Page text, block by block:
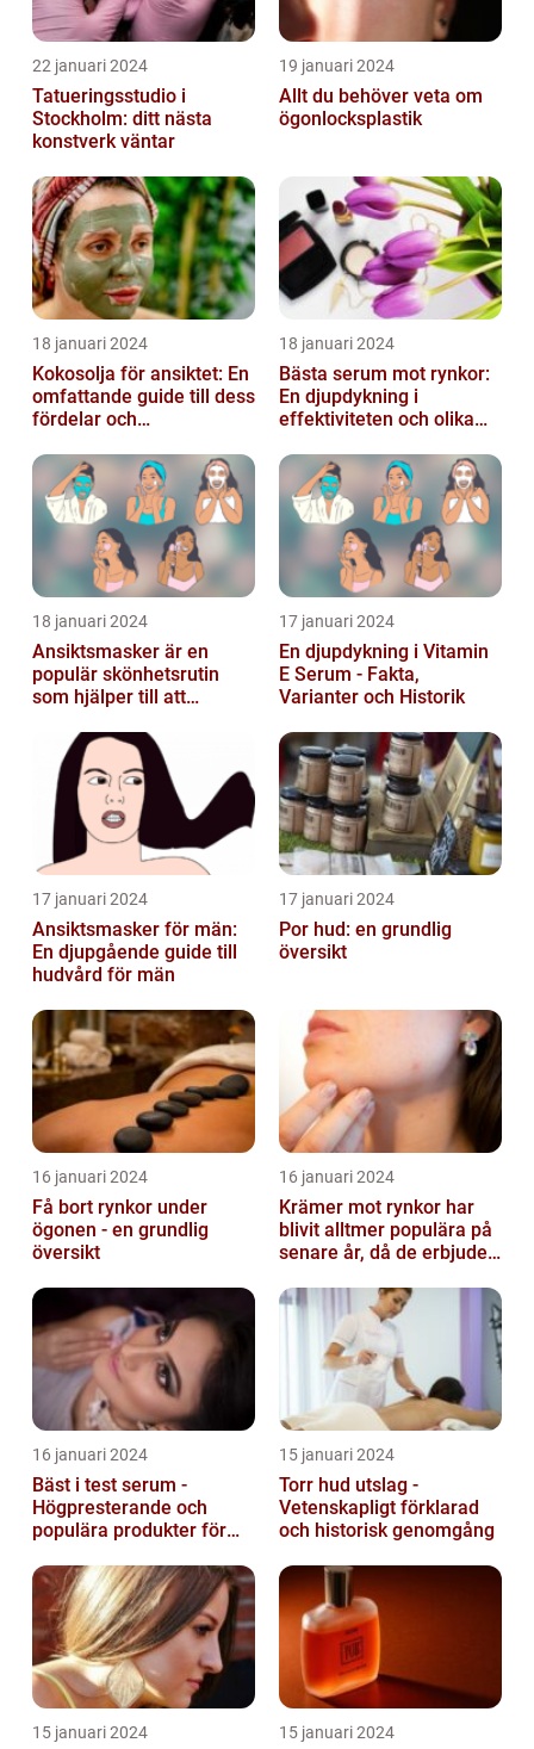
22 januari 2024
Tatueringsstudio i
Stockholm: ditt nästa
konstverk väntar
19 januari 2024
Allt du behöver veta om
ögonlocksplastik
18 januari 2024
Kokosolja för ansiktet: En
omfattande guide till dess
fördelar och
18 januari 2024
Bästa serum mot rynkor:
En djupdykning i
effektiviteten och olika
18 januari 2024
Ansiktsmasker är en
populär skönhetsrutin
som hjälper till att
huden
17 januari 2024
En djupdykning i Vitamin
E Serum - Fakta,
Varianter och Historik
17 januari 2024
Ansiktsmasker för män:
En djupgående guide till
hudvård för män
17 januari 2024
Por hud: en grundlig
översikt
16 januari 2024
Få bort rynkor under
ögonen - en grundlig
översikt
16 januari 2024
Krämer mot rynkor har
blivit alltmer populära på
senare år, då de erbjuder
lösni...
16 januari 2024
Bäst i test serum -
Högpresterande och
populära produkter för
15 januari 2024
Torr hud utslag -
Vetenskapligt förklarad
och historisk genomgång
15 januari 2024 15 januari 2024